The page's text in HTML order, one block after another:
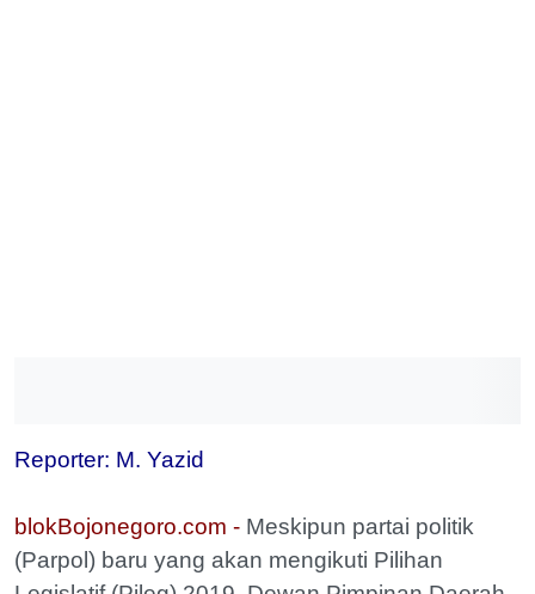
Reporter: M. Yazid
blokBojonegoro.com - Meskipun partai politik
(Parpol) baru yang akan mengikuti Pilihan